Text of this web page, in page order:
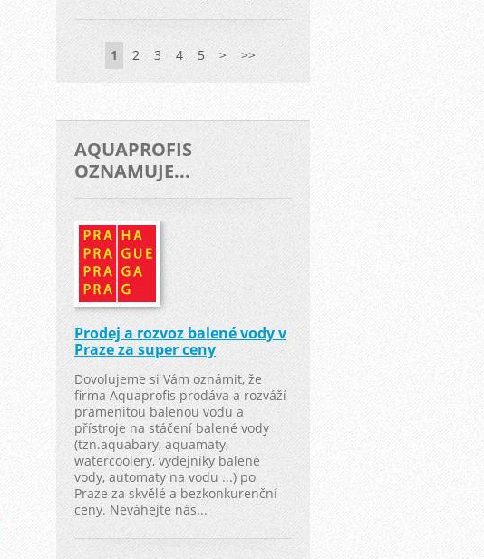
1 2 3 4 5 > >>
AQUAPROFIS
OZNAMUJE...
Prodej a rozvoz balené vody v
Praze za super ceny
Dovolujeme si Vám oznámit, že
firma Aquaprofis prodáva a rozváží
pramenitou balenou vodu a
přístroje na stáčení balené vody
(tzn.aquabary, aquamaty,
watercoolery, vydejníky balené
vody, automaty na vodu ...) po
Praze za skvělé a bezkonkurenční
ceny. Neváhejte nás...